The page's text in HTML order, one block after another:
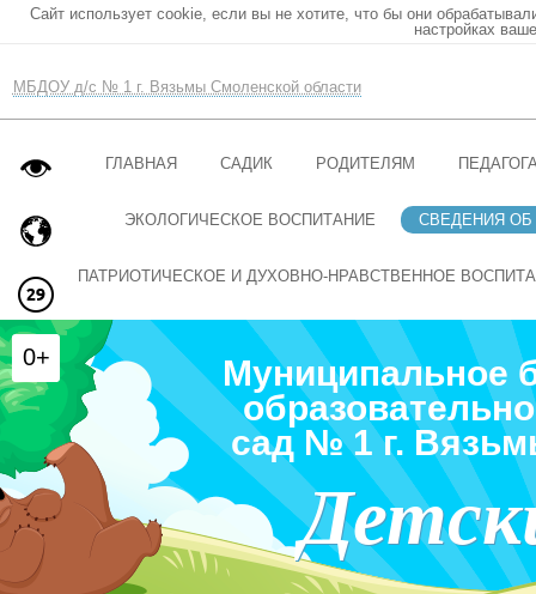
Сайт использует cookie, если вы не хотите, что бы они
настройках
МБДОУ д/с № 1 г. Вязьмы Смоленской области
ГЛАВНАЯ САДИК РОДИТЕЛЯМ
ЭКОЛОГИЧЕСКОЕ ВОСПИТАНИЕ СВЕДЕНИЯ ОБ
ПАТРИОТИЧЕСКОЕ И ДУХОВНО-НРАВСТВЕННОЕ
Муниципальное
сад № 1 г.
0+